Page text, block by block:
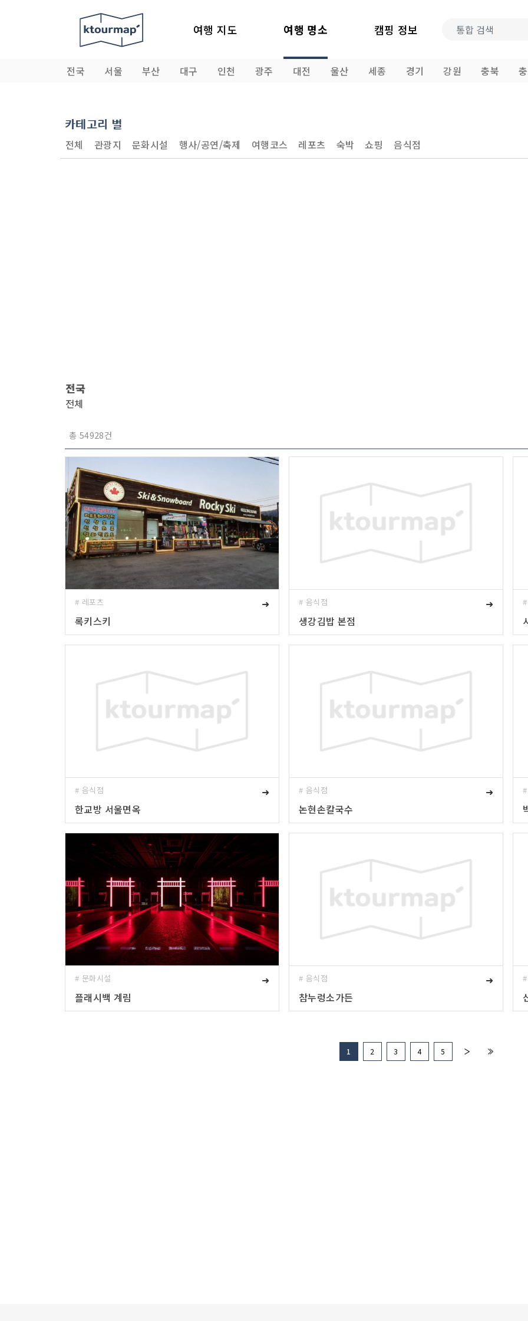
여행 지도 여행 명소 캠핑 정보
전국 서울 부산 대구 인천 광주 대전 울산 세종 경기 강원 충북
카테고리 별
전체 관광지 문화시설 행사/공연/축제 여행코스 레포츠 숙박 쇼핑 음식점
전국
전체
총 54928건
# 레포츠
➜
록키스키
# 음식점
➜
생강김밥 본점
# 음식점
➜
한교방 서울면옥
# 음식점
➜
논현손칼국수
# 문화시설
➜
플래시백 계림
# 음식점
➜
참누렁소가든
1 2 3 4 5